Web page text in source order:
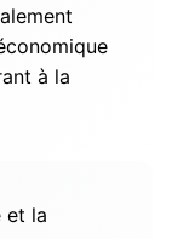
à la
et la